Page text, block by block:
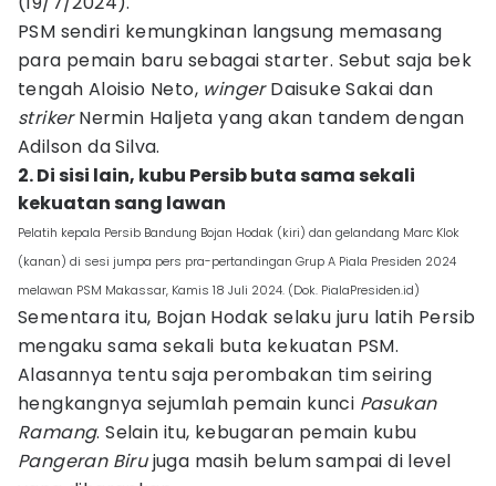
PSM sendiri kemungkinan langsung memasang
para pemain baru sebagai starter. Sebut saja bek
tengah Aloisio Neto, wingerDaisuke Sakai dan
strikerNermin Haljeta yang akan tandem dengan
Adilson da Silva.
2. Di sisi lain, kubu Persib buta sama sekali
kekuatan sang lawan
Pelatih kepala Persib Bandung Bojan Hodak (kiri) dan gelandang Marc Klok
(kanan) di sesi jumpa pers pra-pertandingan Grup A Piala Presiden 2024
melawan PSM Makassar, Kamis 18 Juli 2024. (Dok. PialaPresiden.id)
Sementara itu, Bojan Hodak selaku juru latih Persib
mengaku sama sekali buta kekuatan PSM.
Alasannya tentu saja perombakan tim seiring
hengkangnya sejumlah pemain kunci Pasukan
Ramang. Selain itu, kebugaran pemain kubu
Pangeran Birujuga masih belum sampai di level